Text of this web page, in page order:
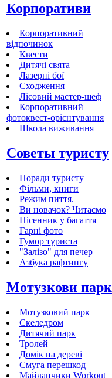
Корпоративи
Корпоративний
відпочинок
Квести
Дитячі свята
Лазерні бої
Сходження
Лісовий мастер-шеф
Корпоративний
фотоквест-орієнтування
Школа виживання
Cоветы туристу
Поради туристу
Фільми, книги
Режим пиття.
Ви новачок? Читаємо
Пісенник у багаття
Гарні фото
Гумор туриста
"Залізо" для печер
Азбука рафтингу
Мотузкови парк
Мотузковий парк
Скеледром
Дитячий парк
Тролей
Домік на дереві
Смуга перешкод
Майданчики Workout